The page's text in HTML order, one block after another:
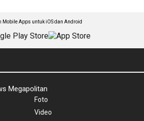
Mobile Apps untuk iOS dan Android
Megapolitan
Foto
Video